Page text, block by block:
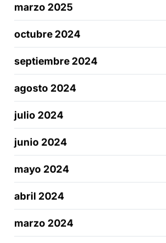
marzo 2025
octubre 2024
septiembre 2024
agosto 2024
julio 2024
junio 2024
mayo 2024
abril 2024
marzo 2024